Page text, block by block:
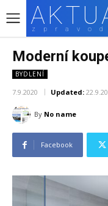
Moderní
BYDLENÍ
7.9.2020 Updated:
By No name
Facebook